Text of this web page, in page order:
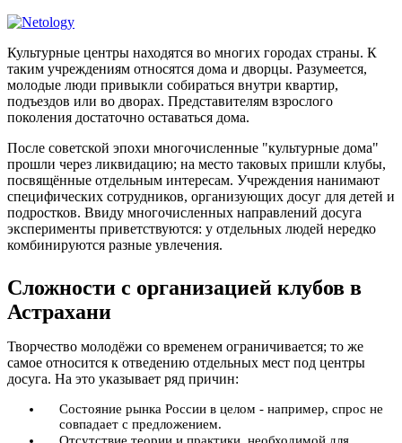
Культурные центры находятся во многих городах страны. К
таким учреждениям относятся дома и дворцы. Разумеется,
молодые люди привыкли собираться внутри квартир,
подъездов или во дворах. Представителям взрослого
поколения достаточно оставаться дома.
После советской эпохи многочисленные "культурные дома"
прошли через ликвидацию; на место таковых пришли клубы,
посвящённые отдельным интересам. Учреждения нанимают
специфических сотрудников, организующих досуг для детей и
подростков. Ввиду многочисленных направлений досуга
эксперименты приветствуются: у отдельных людей нередко
комбинируются разные увлечения.
Сложности с организацией клубов в
Астрахани
Творчество молодёжи со временем ограничивается; то же
самое относится к отведению отдельных мест под центры
досуга. На это указывает ряд причин:
Состояние рынка России в целом - например, спрос не
совпадает с предложением.